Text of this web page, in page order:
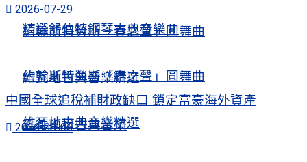
約翰斯特勞斯「春之聲」圓舞曲
維瓦地古典音樂精選
孟德爾松古典音樂
精選舒伯特鋼琴古典音樂Ⅱ
約翰斯特勞斯「春之聲」圓舞曲
維瓦地古典音樂精選
2026-07-29
中國全球追稅補財政缺口 鎖定富豪海外資產
2026-08-06